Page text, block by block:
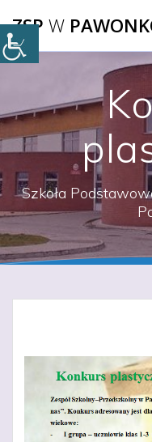
ZSP W
Szkoła